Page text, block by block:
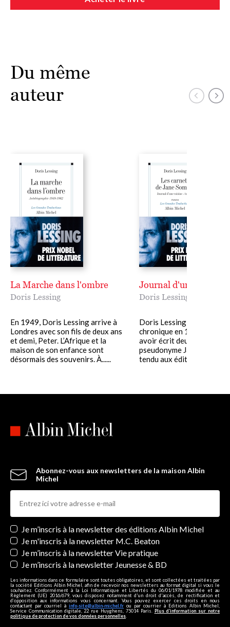
• Les Enfants de la violence, t. 2 : L'écho lointain de l'orage
• Les Enfants de la violence, t. 3 : La cité promise
• Les Carnets de Jane Somers, t. 1 : Journal d'une voisine
• Les Carnets de Jane Somers, t. 2 : Si vieillesse pouvait
Du même
auteur
La Marche dans l'ombre
Doris Lessing
En 1949, Doris Lessing arrive à
Londres avec son fils de deux ans
et demi, Peter. L’Afrique et la
maison de son enfance sont
désormais des souvenirs. À......
Journal d'une voisine
Doris Lessing
Doris Lessing a défrayé la
chronique en 1984 en
avoir écrit deux romans
pseudonyme Jane Somers,
tendu aux éditeurs et à
Abonnez-vous aux newsletters de la maison Albin
Michel
Newsletters
Je m’inscris à la newsletter des éditions Albin Michel
Je m'inscris à la newsletter M.C. Beaton
Je m’inscris à la newsletter Vie pratique
Je m’inscris à la newsletter Jeunesse & BD
Les informations dans ce formulaire sont toutes obligatoires, et sont collectées et traitées par
la société Editions Albin Michel, afin de recevoir nos newsletters au format digital si vous le
souhaitez. Conformément à la Loi Informatique et Libertés du 06/01/1978 modifiée et au
Règlement (UE) 2016/679, vous disposez notamment d'un droit d'accès, de rectification et
d’opposition aux informations vous concernant. Vous pouvez exercer ces droits en nous
contactant par courriel à info-site@albin-michel.fr ou par courrier à Editions Albin Michel,
Service Communication digitale, 22 rue Huyghens, 75014 Paris. Plus d’information sur notre
politique de protection de vos données personnelles